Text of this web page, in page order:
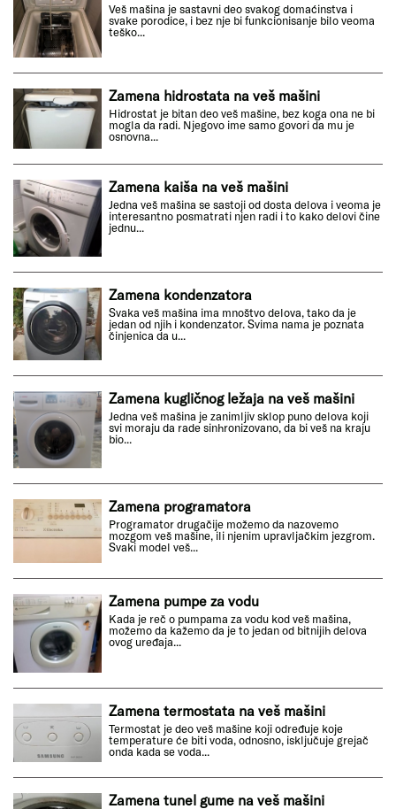
Veš mašina je sastavni deo svakog domaćinstva i
svake porodice, i bez nje bi funkcionisanje bilo veoma
teško...
Zamena hidrostata na veš mašini
Hidrostat je bitan deo veš mašine, bez koga ona ne bi
mogla da radi. Njegovo ime samo govori da mu je
osnovna...
Zamena kaiša na veš mašini
Jedna veš mašina se sastoji od dosta delova i veoma je
interesantno posmatrati njen radi i to kako delovi čine
jednu...
Zamena kondenzatora
Svaka veš mašina ima mnoštvo delova, tako da je
jedan od njih i kondenzator. Svima nama je poznata
činjenica da u...
Zamena kugličnog ležaja na veš mašini
Jedna veš mašina je zanimljiv sklop puno delova koji
svi moraju da rade sinhronizovano, da bi veš na kraju
bio...
Zamena programatora
Programator drugačije možemo da nazovemo
mozgom veš mašine, ili njenim upravljačkim jezgrom.
Svaki model veš...
Zamena pumpe za vodu
Kada je reč o pumpama za vodu kod veš mašina,
možemo da kažemo da je to jedan od bitnijih delova
ovog uređaja...
Zamena termostata na veš mašini
Termostat je deo veš mašine koji određuje koje
temperature će biti voda, odnosno, isključuje grejač
onda kada se voda...
Zamena tunel gume na veš mašini